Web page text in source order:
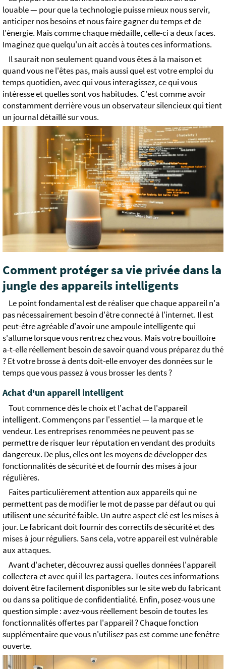
louable — pour que la technologie puisse mieux nous servir,
anticiper nos besoins et nous faire gagner du temps et de
l'énergie. Mais comme chaque médaille, celle-ci a deux faces.
Imaginez que quelqu'un ait accès à toutes ces informations.
Il saurait non seulement quand vous êtes à la maison et
quand vous ne l'êtes pas, mais aussi quel est votre emploi du
temps quotidien, avec qui vous interagissez, ce qui vous
intéresse et quelles sont vos habitudes. C'est comme avoir
constamment derrière vous un observateur silencieux qui tient
un journal détaillé sur vous.
Comment protéger sa vie privée dans la
jungle des appareils intelligents
Le point fondamental est de réaliser que chaque appareil n'a
pas nécessairement besoin d'être connecté à l'internet. Il est
peut-être agréable d'avoir une ampoule intelligente qui
s'allume lorsque vous rentrez chez vous. Mais votre bouilloire
a-t-elle réellement besoin de savoir quand vous préparez du thé
? Et votre brosse à dents doit-elle envoyer des données sur le
temps que vous passez à vous brosser les dents ?
Achat d'un appareil intelligent
Tout commence dès le choix et l'achat de l'appareil
intelligent. Commençons par l'essentiel — la marque et le
vendeur. Les entreprises renommées ne peuvent pas se
permettre de risquer leur réputation en vendant des produits
dangereux. De plus, elles ont les moyens de développer des
fonctionnalités de sécurité et de fournir des mises à jour
régulières.
Faites particulièrement attention aux appareils qui ne
permettent pas de modifier le mot de passe par défaut ou qui
utilisent une sécurité faible. Un autre aspect clé est les mises à
jour. Le fabricant doit fournir des correctifs de sécurité et des
mises à jour réguliers. Sans cela, votre appareil est vulnérable
aux attaques.
Avant d'acheter, découvrez aussi quelles données l'appareil
collectera et avec qui il les partagera. Toutes ces informations
doivent être facilement disponibles sur le site web du fabricant
ou dans sa politique de confidentialité. Enfin, posez-vous une
question simple : avez-vous réellement besoin de toutes les
fonctionnalités offertes par l'appareil ? Chaque fonction
supplémentaire que vous n'utilisez pas est comme une fenêtre
ouverte.